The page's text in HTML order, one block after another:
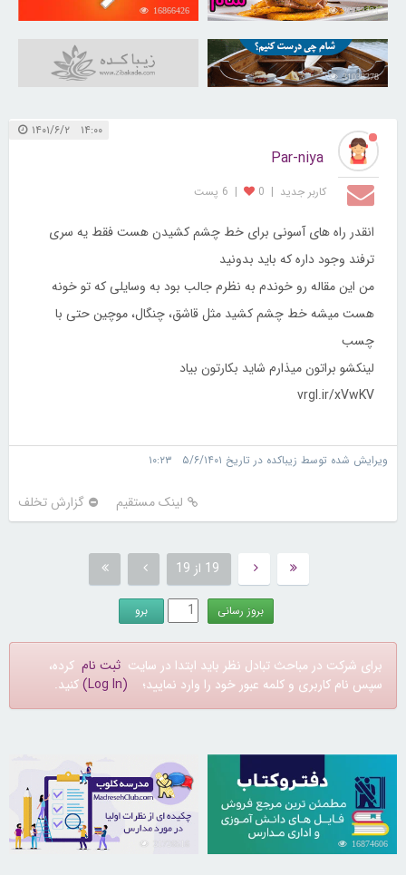
30253221
16866426
31038378
۱۴:۰۰ ۱۴۰۱/۶/۲
Par-niya
کاربر جديد |
0
| 6 پست
انقدر راه های آسونی برای خط چشم کشیدن هست فقط یه سری
ترفند وجود داره که باید بدونید
من این مقاله رو خوندم به نظرم جالب بود به وسایلی که تو خونه
هست میشه خط چشم کشید مثل قاشق، چنگال، موچین حتی با
چسب
لینکشو براتون میذارم شاید بکارتون بیاد
vrgl.ir/xVwKV
ویرایش شده توسط زیباکده در تاریخ ۵/۶/۱۴۰۱ ۱۰:۲۳
لینک مستقیم گزارش تخلف
19 از 19
برای شرکت در مباحث تبادل نظر باید ابتدا در سایت ثبت نام کرده،
سپس نام کاربری و کلمه عبور خود را وارد نمایید؛ (Log In) کنید.
16874606